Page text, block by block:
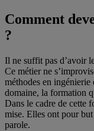
Comment
?
Il ne suffit pas d’avoir
Ce métier ne
méthodes en
domaine, la formation
Dans le cadre de cette
mise. Elles ont pour
parole.